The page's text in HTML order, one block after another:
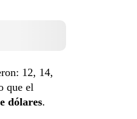
12, 14,
que el
dólares.